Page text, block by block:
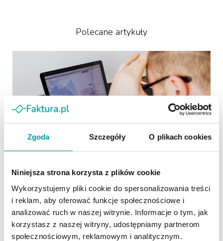
Zgoda Szczegóły O plikach cookies
Niniejsza strona korzysta z plików cookie
Wykorzystujemy pliki cookie do spersonalizowania treści
i reklam, aby oferować funkcje społecznościowe i
analizować ruch w naszej witrynie. Informacje o tym, jak
korzystasz z naszej witryny, udostępniamy partnerom
społecznościowym, reklamowym i analitycznym.
Polecane artykuły
Zbiorcze księgowanie faktur z KSeF.
Mniej powtarzalnej pracy, więcej
kontroli
Faktury pobrane z KSeF trzeba nie tylko odebrać, ale
również odpowiednio zakwalifikować i zaksięgować. Gdy